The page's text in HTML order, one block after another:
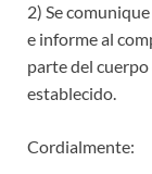
2) Se
e informe al
parte del cuerpo
establecido.
Cordialmente: